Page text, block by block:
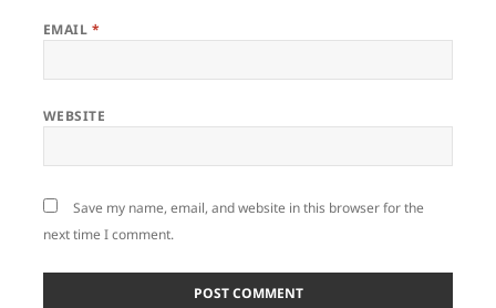
EMAIL *
WEBSITE
Save my name, email, and website in this browser for the
next time I comment.